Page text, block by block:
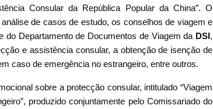
Consular da República Popular da China”. O
de casos de estudo, os conselhos de viagem e
Departamento de Documentos de Viagem da DSI,
e assistência consular, a obtenção de isenção de
caso de emergência no estrangeiro, entre outros.
sobre a protecção consular, intitulado “Viagem
produzido conjuntamente pelo Comissariado do